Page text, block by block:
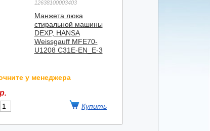
12638100003403
Манжета люка
стиральной машины
DEXP, HANSA
Weissgauff MFE70-
U1208 C31E-EN_E-3
у менеджера